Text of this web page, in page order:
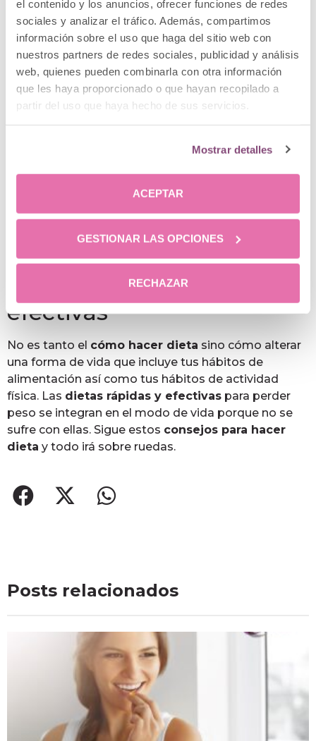
el contenido y los anuncios, ofrecer funciones de redes
sociales y analizar el tráfico. Además, compartimos
información sobre el uso que haga del sitio web con
nuestros partners de redes sociales, publicidad y análisis
web, quienes pueden combinarla con otra información
que les haya proporcionado o que hayan recopilado a
partir del uso que haya hecho de sus servicios.
Mostrar detalles
ACEPTAR
GESTIONAR LAS OPCIONES
RECHAZAR
Lasdietas muy efectivas son las que te aportan
nutrientes y energía suficiente para que no estés
desfallecido ni vayas con hambre. Por ello, la
respuesta acómo hacer una dieta saludablees ir
a un especialista que tras un examen detallado
encuentre el plan de nutrición perfecto y
las intolerancias alimenticias y nuestro modo de
vida.
Asimila que cambiar de
hábitos no es algo
temporal, no basta con
apuntarse a dietas muy
efectivas
No es tanto el cómo hacer dieta sino cómo alterar
una forma de vida que incluye tus hábitos de
alimentación así como tus hábitos de actividad
física. Las dietas rápidas y efectivas para perder
peso se integran en el modo de vida porque no se
sufre con ellas. Sigue estos consejos para hacer
dieta y todo irá sobre ruedas.
Posts relacionados